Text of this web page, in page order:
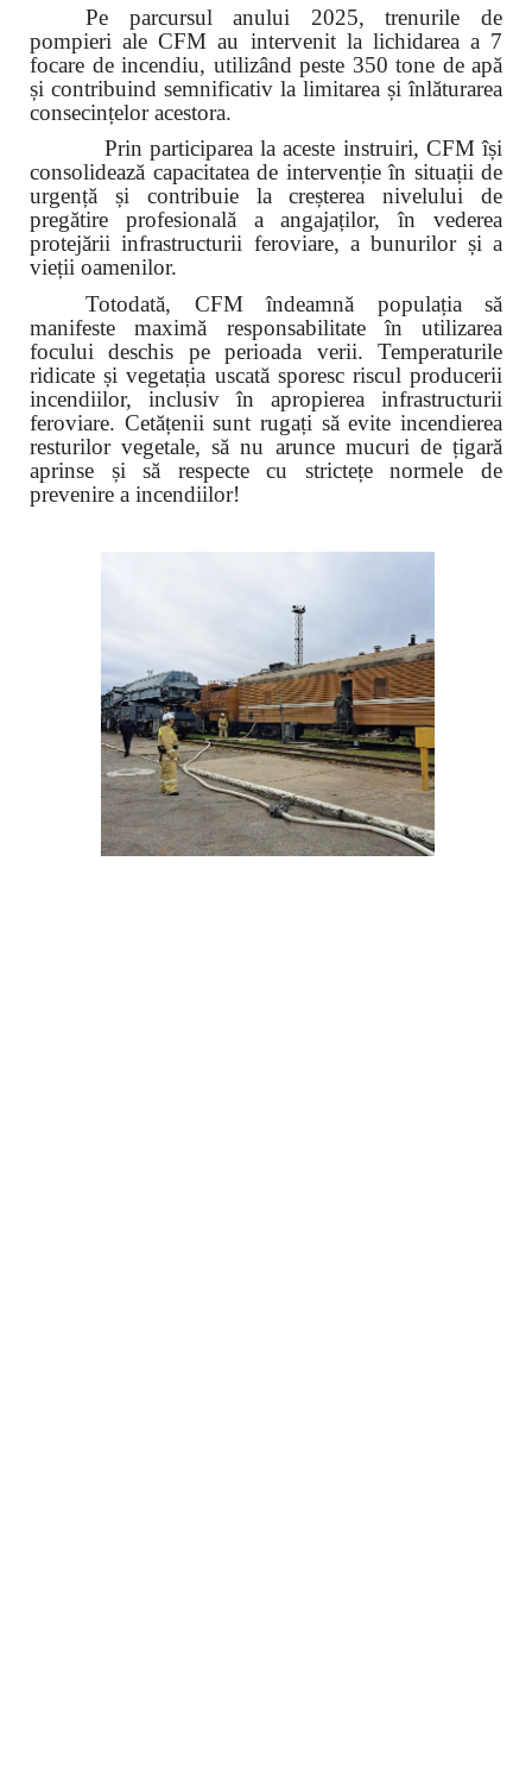
Pe parcursul anului 2025, trenurile de
pompieri ale CFM au intervenit la lichidarea a 7
focare de incendiu, utilizând peste 350 tone de apă
și contribuind semnificativ la limitarea și înlăturarea
consecințelor acestora.
Prin participarea la aceste instruiri, CFM își
consolidează capacitatea de intervenție în situații de
urgență și contribuie la creșterea nivelului de
pregătire profesională a angajaților, în vederea
protejării infrastructurii feroviare, a bunurilor și a
vieții oamenilor.
Totodată, CFM îndeamnă populația să
manifeste maximă responsabilitate în utilizarea
focului deschis pe perioada verii. Temperaturile
ridicate și vegetația uscată sporesc riscul producerii
incendiilor, inclusiv în apropierea infrastructurii
feroviare. Cetățenii sunt rugați să evite incendierea
resturilor vegetale, să nu arunce mucuri de țigară
aprinse și să respecte cu strictețe normele de
prevenire a incendiilor!